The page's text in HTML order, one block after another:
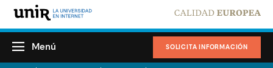
SOLICITA INFORMACIÓN
Menú